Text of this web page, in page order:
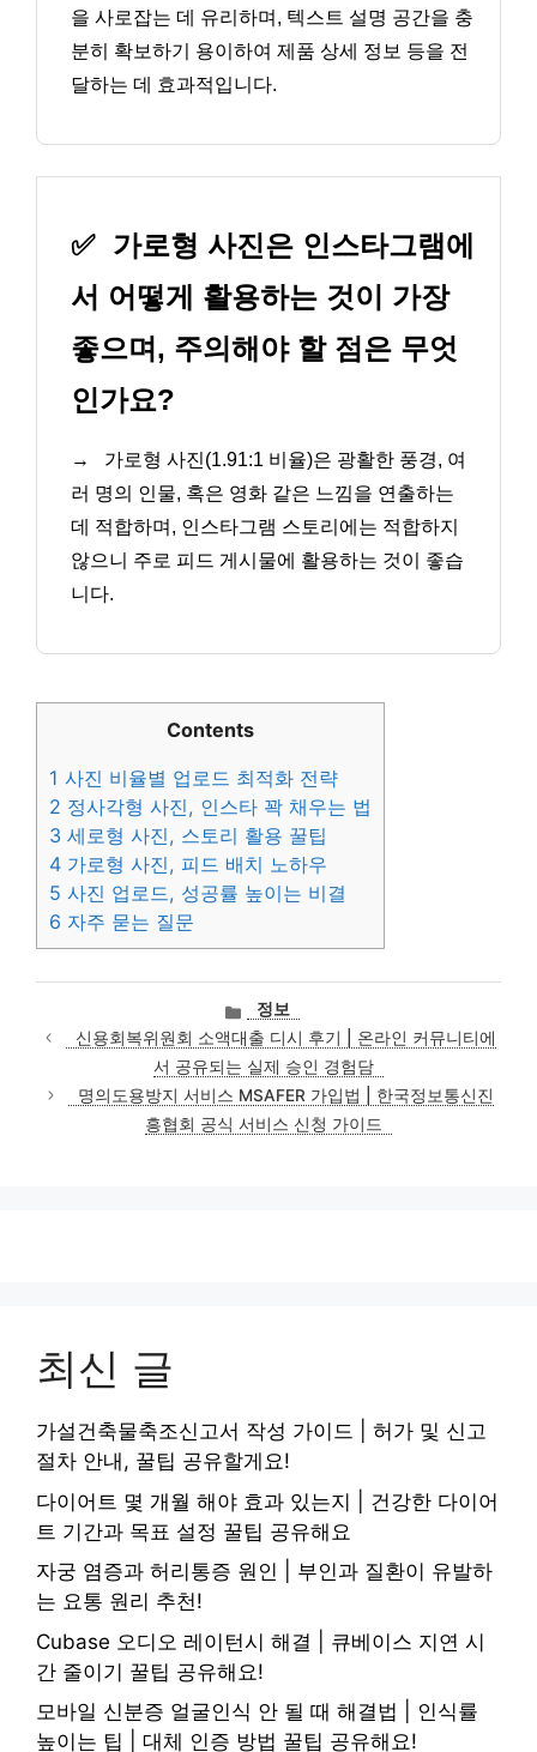
을 사로잡는 데 유리하며, 텍스트 설명 공간을 충
분히 확보하기 용이하여 제품 상세 정보 등을 전
달하는 데 효과적입니다.
✅ 가로형 사진은 인스타그램에
서 어떻게 활용하는 것이 가장
좋으며, 주의해야 할 점은 무엇
인가요?
→
가로형 사진(1.91:1 비율)은 광활한 풍경, 여
러 명의 인물, 혹은 영화 같은 느낌을 연출하는
데 적합하며, 인스타그램 스토리에는 적합하지
않으니 주로 피드 게시물에 활용하는 것이 좋습
니다.
Contents
1 사진 비율별 업로드 최적화 전략
2 정사각형 사진, 인스타 꽉 채우는 법
3 세로형 사진, 스토리 활용 꿀팁
4 가로형 사진, 피드 배치 노하우
5 사진 업로드, 성공률 높이는 비결
6 자주 묻는 질문
카
테
고
리
정보
신용회복위원회 소액대출 디시 후기 | 온라인 커뮤니티에
서 공유되는 실제 승인 경험담
명의도용방지 서비스 MSAFER 가입법 | 한국정보통신진
흥협회 공식 서비스 신청 가이드
최신 글
가설건축물축조신고서 작성 가이드 | 허가 및 신고
절차 안내, 꿀팁 공유할게요!
다이어트 몇 개월 해야 효과 있는지 | 건강한 다이어
트 기간과 목표 설정 꿀팁 공유해요
자궁 염증과 허리통증 원인 | 부인과 질환이 유발하
는 요통 원리 추천!
Cubase 오디오 레이턴시 해결 | 큐베이스 지연 시
간 줄이기 꿀팁 공유해요!
모바일 신분증 얼굴인식 안 될 때 해결법 | 인식률
높이는 팁 | 대체 인증 방법 꿀팁 공유해요!